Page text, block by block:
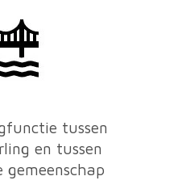
tussen
en tussen
gemeenschap